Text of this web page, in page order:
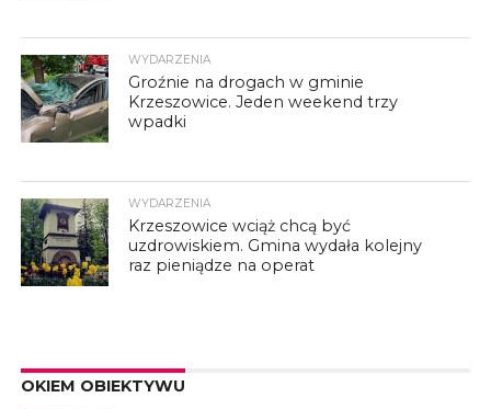
WYDARZENIA
Groźnie na drogach w gminie
Krzeszowice. Jeden weekend trzy
wpadki
WYDARZENIA
Krzeszowice wciąż chcą być
uzdrowiskiem. Gmina wydała kolejny
raz pieniądze na operat
OKIEM OBIEKTYWU